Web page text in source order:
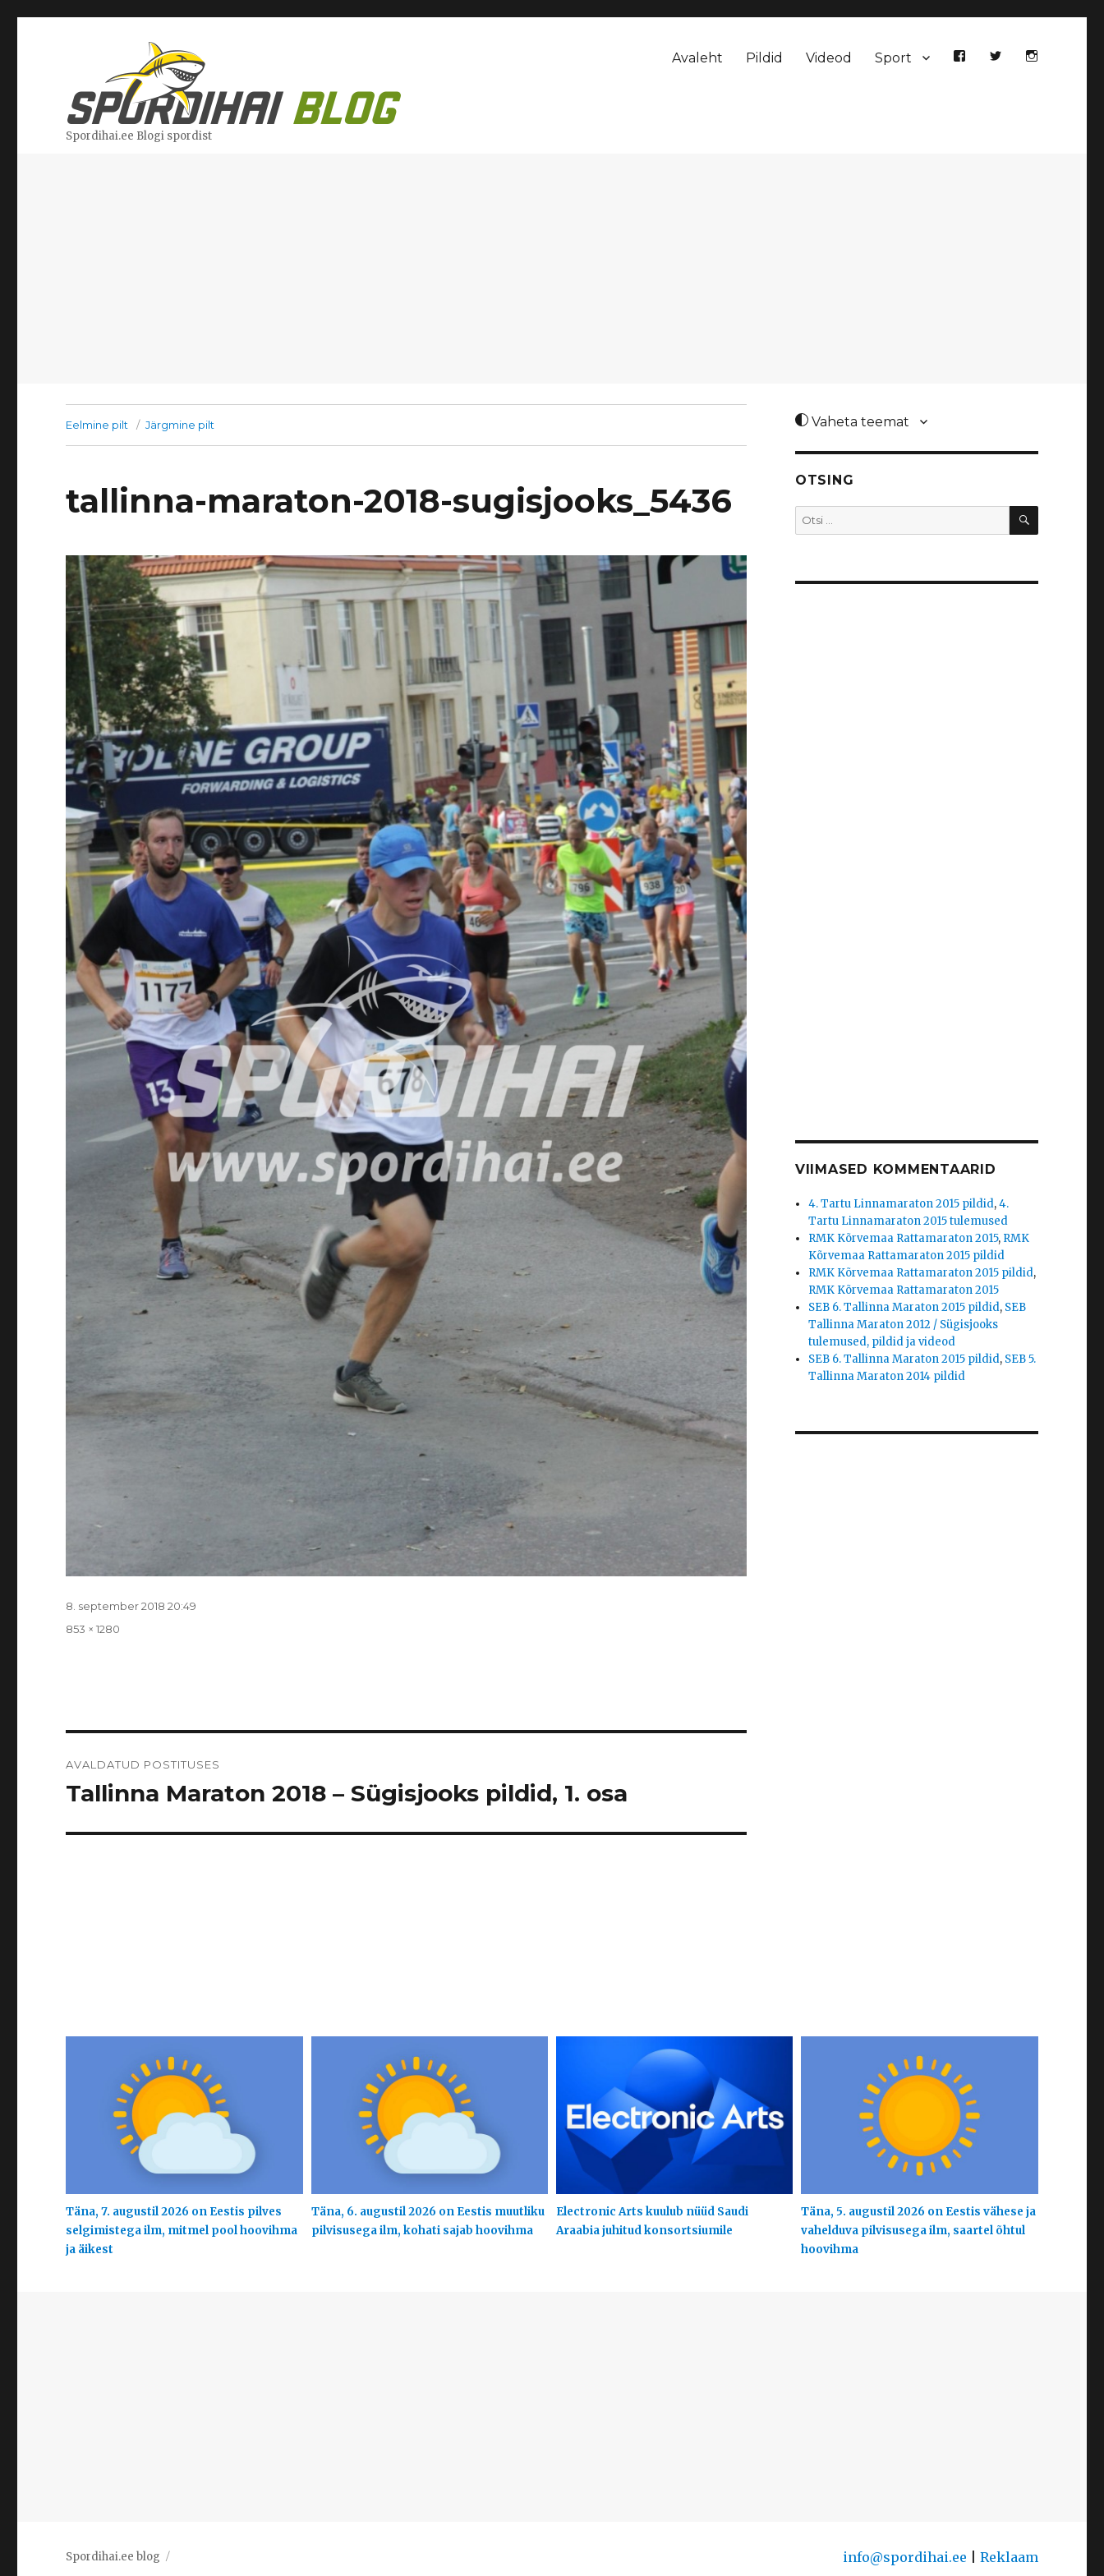
Spordihai.ee Blogi spordist
Avaleht Pildid Videod Sport
Eelmine pilt Järgmine pilt
tallinna-maraton-2018-sugisjooks_5436
Postitatud
8. september 2018 20:49
Täissuurus
853 × 1280
AVALDATUD POSTITUSES
Tallinna Maraton 2018 – Sügisjooks pildid, 1. osa
Vaheta teemat
OTSING
Otsi: OTSI
VIIMASED KOMMENTAARID
4. Tartu Linnamaraton 2015 pildid,4.
Tartu Linnamaraton 2015 tulemused
RMK Kõrvemaa Rattamaraton 2015, RMK
Kõrvemaa Rattamaraton 2015 pildid
RMK Kõrvemaa Rattamaraton 2015 pildid,
RMK Kõrvemaa Rattamaraton 2015
SEB 6. Tallinna Maraton 2015 pildid, SEB
Tallinna Maraton 2012 / Sügisjooks
tulemused, pildid ja videod
SEB 6. Tallinna Maraton 2015 pildid, SEB 5.
Tallinna Maraton 2014 pildid
Täna, 7. augustil 2026 on Eestis pilves
selgimistega ilm, mitmel pool hoovihma
ja äikest
Täna, 6. augustil 2026 on Eestis muutliku
pilvisusega ilm, kohati sajab hoovihma
Electronic Arts kuulub nüüd Saudi
Araabia juhitud konsortsiumile
Täna, 5. augustil 2026 on Eestis vähese ja
vahelduva pilvisusega ilm, saartel õhtul
hoovihma
Spordihai.ee blog info@spordihai.ee Reklaam